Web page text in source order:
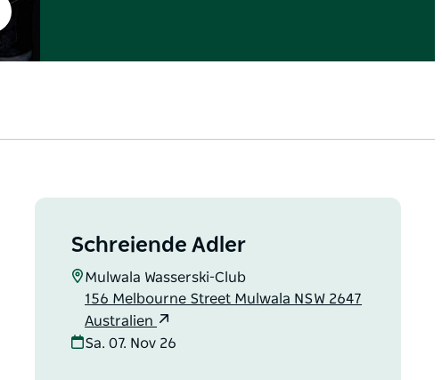
Schreiende Adler
Mulwala Wasserski-Club
156 Melbourne Street Mulwala NSW 2647
Australien
Sa. 07. Nov 26